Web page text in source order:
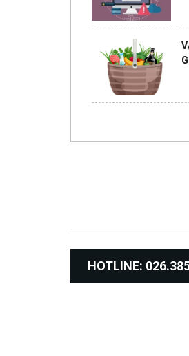
HOTLINE: